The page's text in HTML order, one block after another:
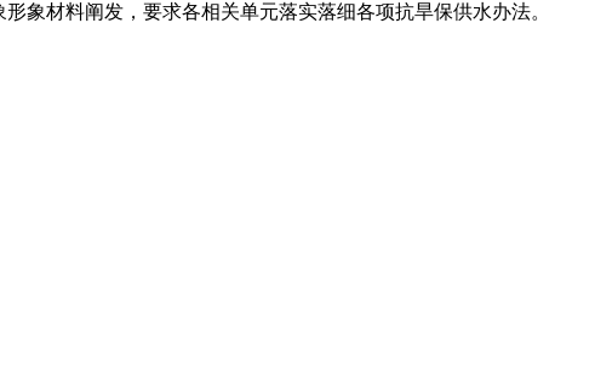
象材料阐发，要求各相关单元落实落细各项抗旱保供水办法。